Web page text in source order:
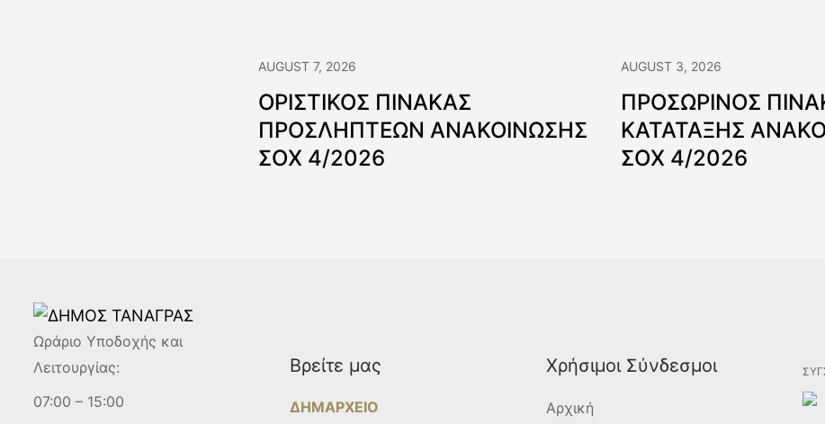
AUGUST 7, 2026
ΟΡΙΣΤΙΚΟΣ ΠΙΝΑΚΑΣ
ΠΡΟΣΛΗΠΤΕΩΝ ΑΝΑΚΟΙΝΩΣΗΣ
ΣΟΧ 4/2026
AUGUST 3, 2026
ΠΡΟΣΩΡΙΝΟΣ
ΚΑΤΑΤΑΞΗΣ
ΣΟΧ 4/2026
Ωράριο Υποδοχής και
Λειτουργίας:
07:00 – 15:00
Βρείτε μας
ΔΗΜΑΡΧΕΙΟ
Χρήσιμοι Σύνδεσμοι
Αρχική